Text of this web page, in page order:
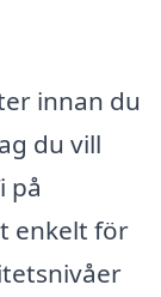
innan du
du vill
på
enkelt för